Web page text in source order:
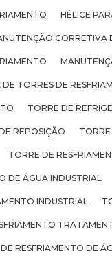
HÉLICE
CORRETIVA
TORRES DE
TORRE DE
REPOSIÇÃO
TORRE DE
DE ÁGUA INDUSTRIAL
INDUSTRIAL
RESFRIAMENTO DE